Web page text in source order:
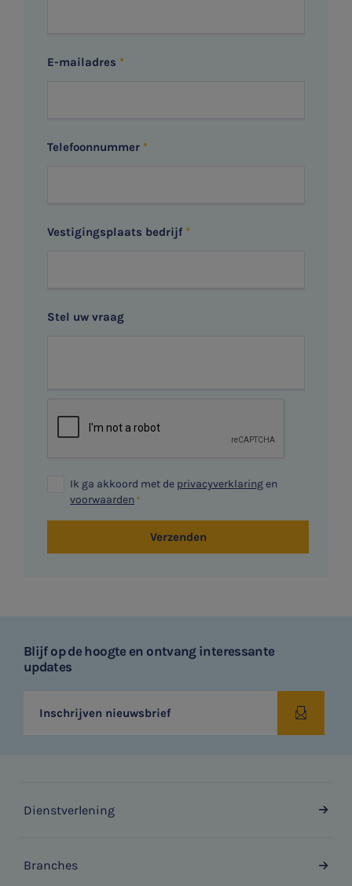
E-mailadres
Telefoonnummer
Vestigingsplaats bedrijf
Stel uw vraag
Ik ga akkoord met de privacyverklaringen
voorwaarden
Verzenden
Blijf op de hoogte en ontvang interessante
updates
Inschrijven nieuwsbrief
Dienstverlening
Branches